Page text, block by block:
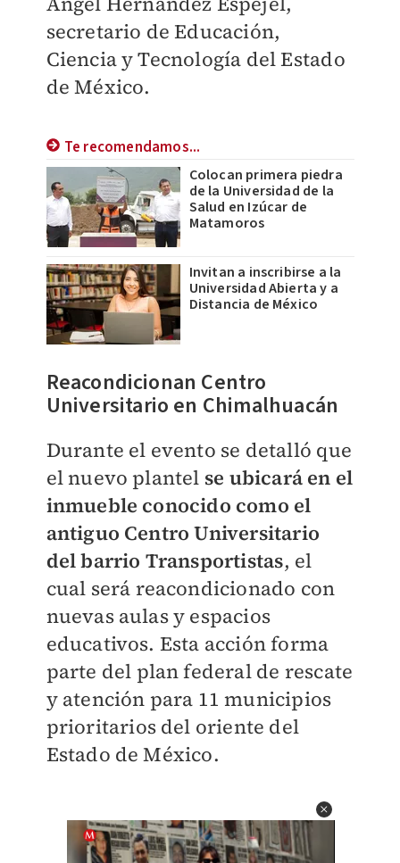
secretario de Educación,
Ciencia y Tecnología del Estado
de México.
Te recomendamos...
Colocan primera piedra
de la Universidad de la
Salud en Izúcar de
Matamoros
Invitan a inscribirse a la
Universidad Abierta y a
Distancia de México
Reacondicionan Centro
Universitario en Chimalhuacán
Durante el evento se detalló que
el nuevo plantel se ubicará en el
inmueble conocido como el
antiguo Centro Universitario
del barrio Transportistas, el
cual será reacondicionado con
nuevas aulas y espacios
educativos. Esta acción forma
parte del plan federal de rescate
y atención para 11 municipios
prioritarios del oriente del
Estado de México.